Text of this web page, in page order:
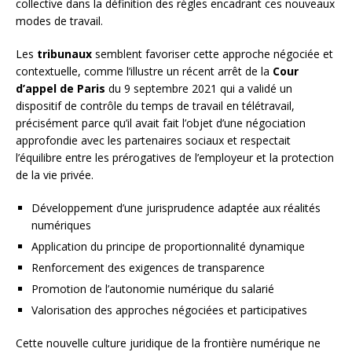
collective dans la définition des règles encadrant ces nouveaux
modes de travail.
Les tribunaux semblent favoriser cette approche négociée et
contextuelle, comme l’illustre un récent arrêt de la Cour
d’appel de Paris du 9 septembre 2021 qui a validé un
dispositif de contrôle du temps de travail en télétravail,
précisément parce qu’il avait fait l’objet d’une négociation
approfondie avec les partenaires sociaux et respectait
l’équilibre entre les prérogatives de l’employeur et la protection
de la vie privée.
Développement d’une jurisprudence adaptée aux réalités
numériques
Application du principe de proportionnalité dynamique
Renforcement des exigences de transparence
Promotion de l’autonomie numérique du salarié
Valorisation des approches négociées et participatives
Cette nouvelle culture juridique de la frontière numérique ne